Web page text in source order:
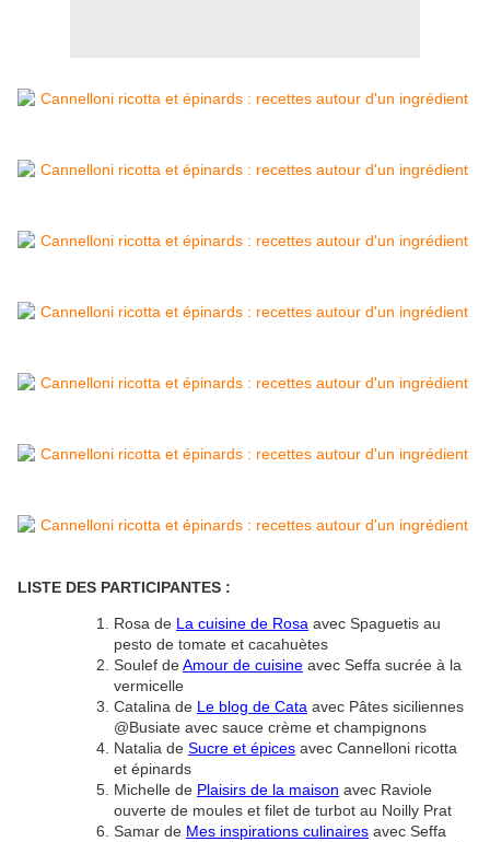
LISTE DES PARTICIPANTES :
Rosa de La cuisine de Rosa avec Spaguetis au
pesto de tomate et cacahuètes
Soulef deAmour de cuisine avec Seffa sucrée à la
vermicelle
Catalina de Le blog de Cata avec Pâtes siciliennes
@Busiate avec sauce crème et champignons
Natalia de Sucre et épices avec Cannelloni ricotta
et épinards
Michelle de Plaisirs de la maison avec Raviole
ouverte de moules et filet de turbot au Noilly Prat
Samar de Mes inspirations culinaires avec Seffa